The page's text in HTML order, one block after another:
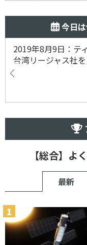
今日
2019年8月9日：テ
台湾リージャス社
【総合】よ
最新